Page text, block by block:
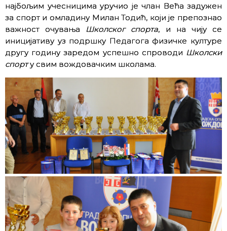
најбољим учесницима уручио је члан Већа задужен
за спорт и омладину Милан Тодић, који је препознао
важност очувања Школског спорта, и на чију се
иницијативу уз подршку Педагога физичке културе
другу годину заредом успешно спроводи Школски
спорту свим вождовачким школама.